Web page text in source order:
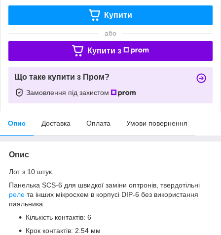
Купити
або
Купити з
Що таке купити з Пром?
Замовлення під захистом
Опис Доставка Оплата Умови повернення
Опис
Лот з 10 штук.
Панелька SCS-6 для швидкої заміни оптронів, твердотільні
реле та інших мікросхем в корпусі DIP-6 без використання
паяльника.
Кількість контактів: 6
Крок контактів: 2.54 мм